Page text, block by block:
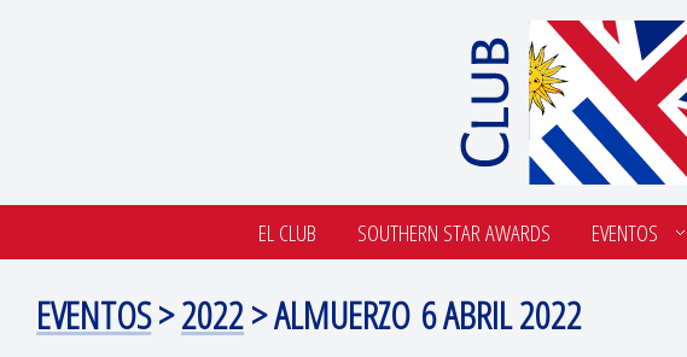
EL CLUB SOUTHERN STAR AWARDS EVENTOS
EVENTOS>2022> ALMUERZO 6 ABRIL 2022